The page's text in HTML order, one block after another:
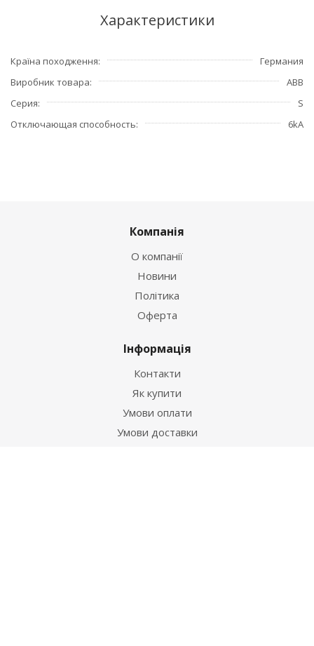
Характеристики
Країна походження
Германия
Виробник товара
ABB
Серия
S
Отключающая способность
6kA
Компанія
О компанії
Новини
Політика
Оферта
Інформація
Контакти
Як купити
Умови оплати
Умови доставки